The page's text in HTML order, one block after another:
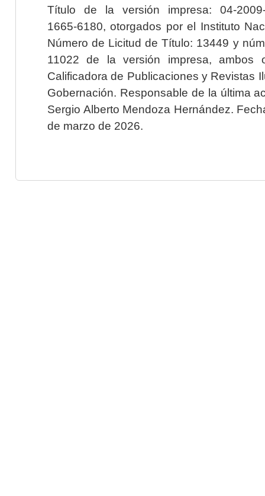
Título de la versión impresa: 04-2009-
1665-6180, otorgados por el Instituto
Número de Licitud de Título: 13449 y
11022 de la versión impresa, ambos
Calificadora de Publicaciones y Revistas
Gobernación. Responsable de la última
Sergio Alberto Mendoza Hernández.
de marzo de 2026.